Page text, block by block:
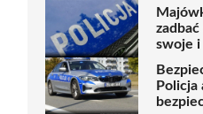
swoje
Policja